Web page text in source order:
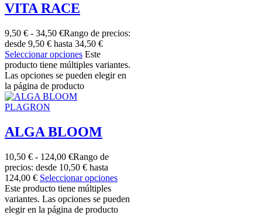
VITA RACE
9,50 € - 34,50 €Rango de precios:
desde 9,50 € hasta 34,50 €
Seleccionar opciones Este
producto tiene múltiples variantes.
Las opciones se pueden elegir en
la página de producto
PLAGRON
ALGA BLOOM
10,50 € - 124,00 €Rango de
precios: desde 10,50 € hasta
124,00 € Seleccionar opciones
Este producto tiene múltiples
variantes. Las opciones se pueden
elegir en la página de producto